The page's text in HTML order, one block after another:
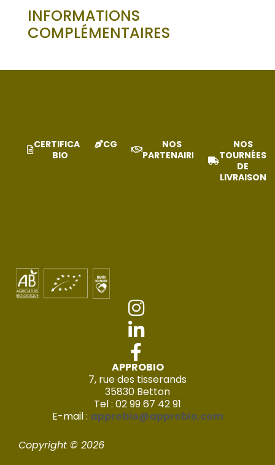
INFORMATIONS
COMPLÉMENTAIRES
CERTIFICAT
BIO
CGV
NOS
PARTENAIRES
NOS
TOURNÉES
DE
LIVRAISON
APPROBIO
7, rue des tisserands
35830 Betton
Tel : 02 99 67 42 91
E-mail : approbio@approbio.com
Copyright © 2026